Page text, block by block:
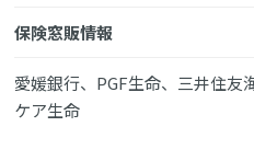
保険窓販情報
愛媛銀行、PGF生命、三井住友
ケア生命